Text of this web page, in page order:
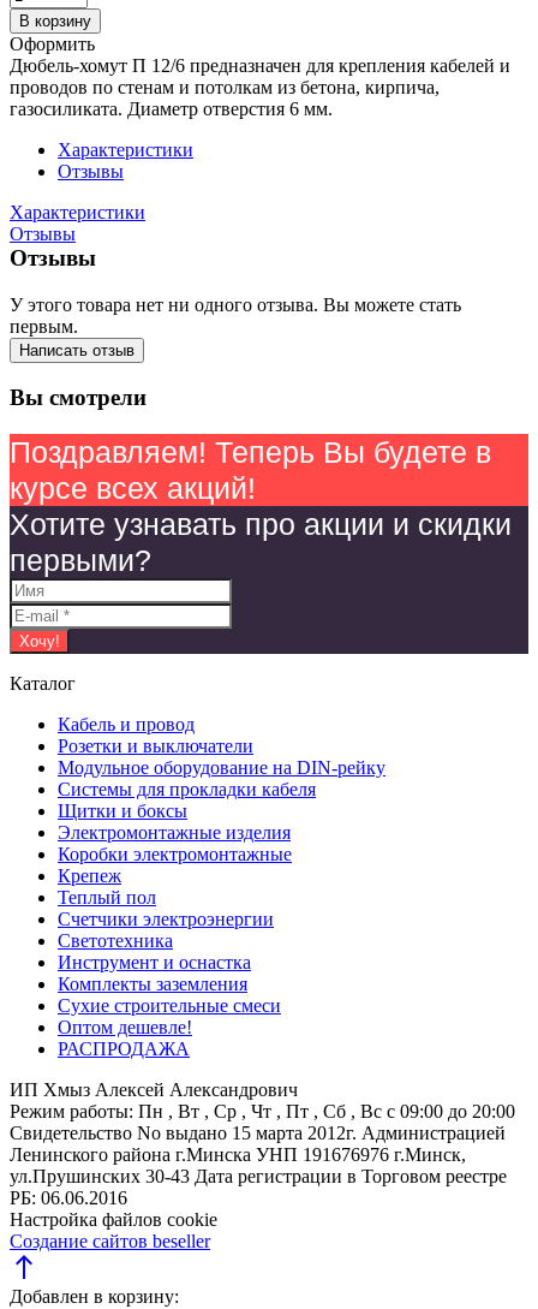
В корзину
Оформить
Дюбель-хомут П 12/6 предназначен для крепления кабелей и
проводов по стенам и потолкам из бетона, кирпича,
газосиликата. Диаметр отверстия 6 мм.
Характеристики
Отзывы
Характеристики
Отзывы
Отзывы
У этого товара нет ни одного отзыва. Вы можете стать
первым.
Написать отзыв
Вы смотрели
Поздравляем! Теперь Вы будете в
курсе всех акций!
Хотите узнавать про акции и скидки
первыми?
Каталог
Кабель и провод
Розетки и выключатели
Модульное оборудование на DIN-рейку
Системы для прокладки кабеля
Щитки и боксы
Электромонтажные изделия
Коробки электромонтажные
Крепеж
Теплый пол
Счетчики электроэнергии
Светотехника
Инструмент и оснастка
Комплекты заземления
Сухие строительные смеси
Оптом дешевле!
РАСПРОДАЖА
ИП Хмыз Алексей Александрович
Режим работы: Пн , Вт , Ср , Чт , Пт , Сб , Вс c 09:00 до 20:00
Свидетельство No выдано 15 марта 2012г. Администрацией
Ленинского района г.Минска УНП 191676976 г.Минск,
ул.Прушинских 30-43 Дата регистрации в Торговом реестре
РБ: 06.06.2016
Настройка файлов cookie
Создание сайтов beseller
north
Добавлен в корзину: